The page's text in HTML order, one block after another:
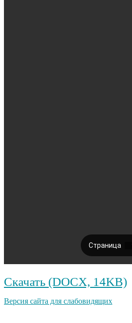
Скачать (DOCX, 14KB)
Версия сайта для слабовидящих